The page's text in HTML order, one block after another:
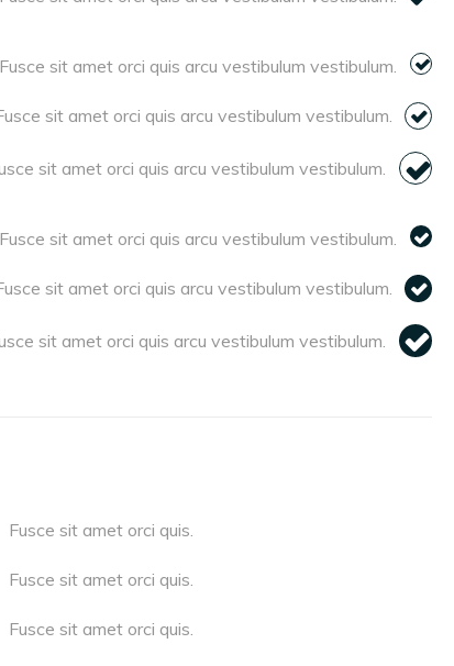
Fusce sit amet orci quis arcu vestibulum vestibulum.
sit amet orci quis arcu vestibulum vestibulum.
sit amet orci quis arcu vestibulum vestibulum.
Fusce sit amet orci quis arcu vestibulum vestibulum.
sit amet orci quis arcu vestibulum vestibulum.
sit amet orci quis arcu vestibulum vestibulum.
Fusce sit amet orci quis.
Fusce sit amet orci quis.
Fusce sit amet orci quis.